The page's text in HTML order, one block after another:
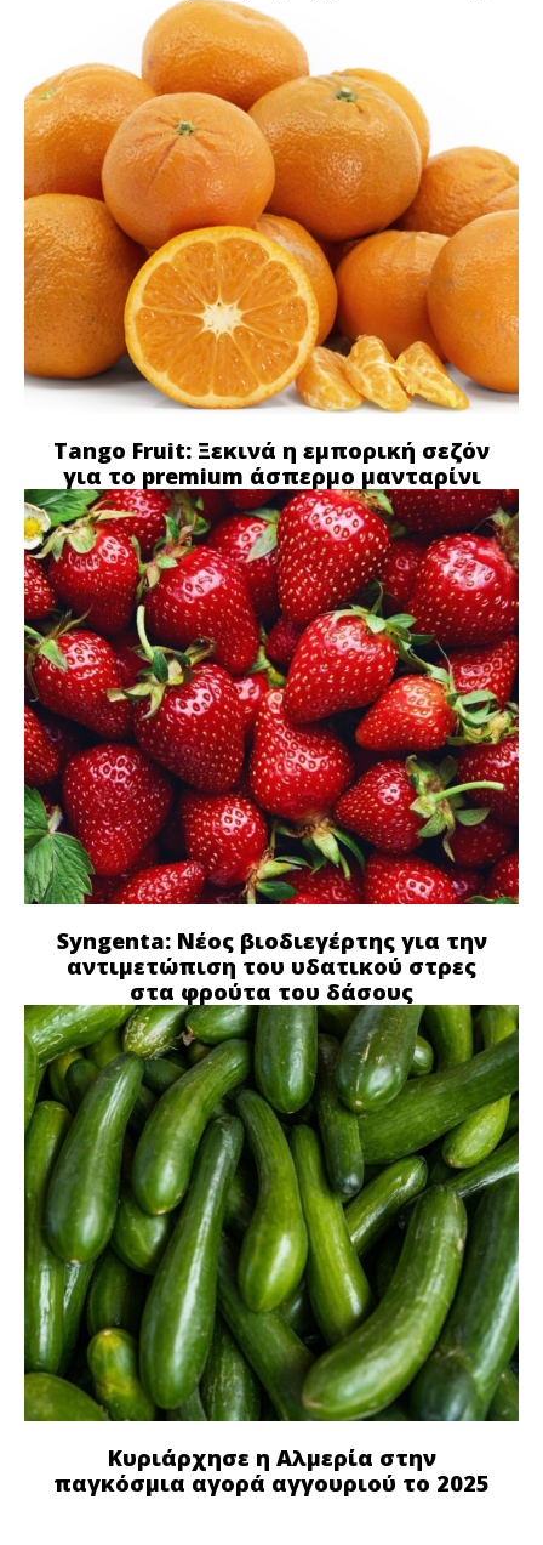
Tango Fruit: Ξεκινά η εμπορική σεζόν
για το premium άσπερμο μανταρίνι
Syngenta: Νέος βιοδιεγέρτης για την
αντιμετώπιση του υδατικού στρες
στα φρούτα του δάσους
Κυριάρχησε η Αλμερία στην
παγκόσμια αγορά αγγουριού το 2025